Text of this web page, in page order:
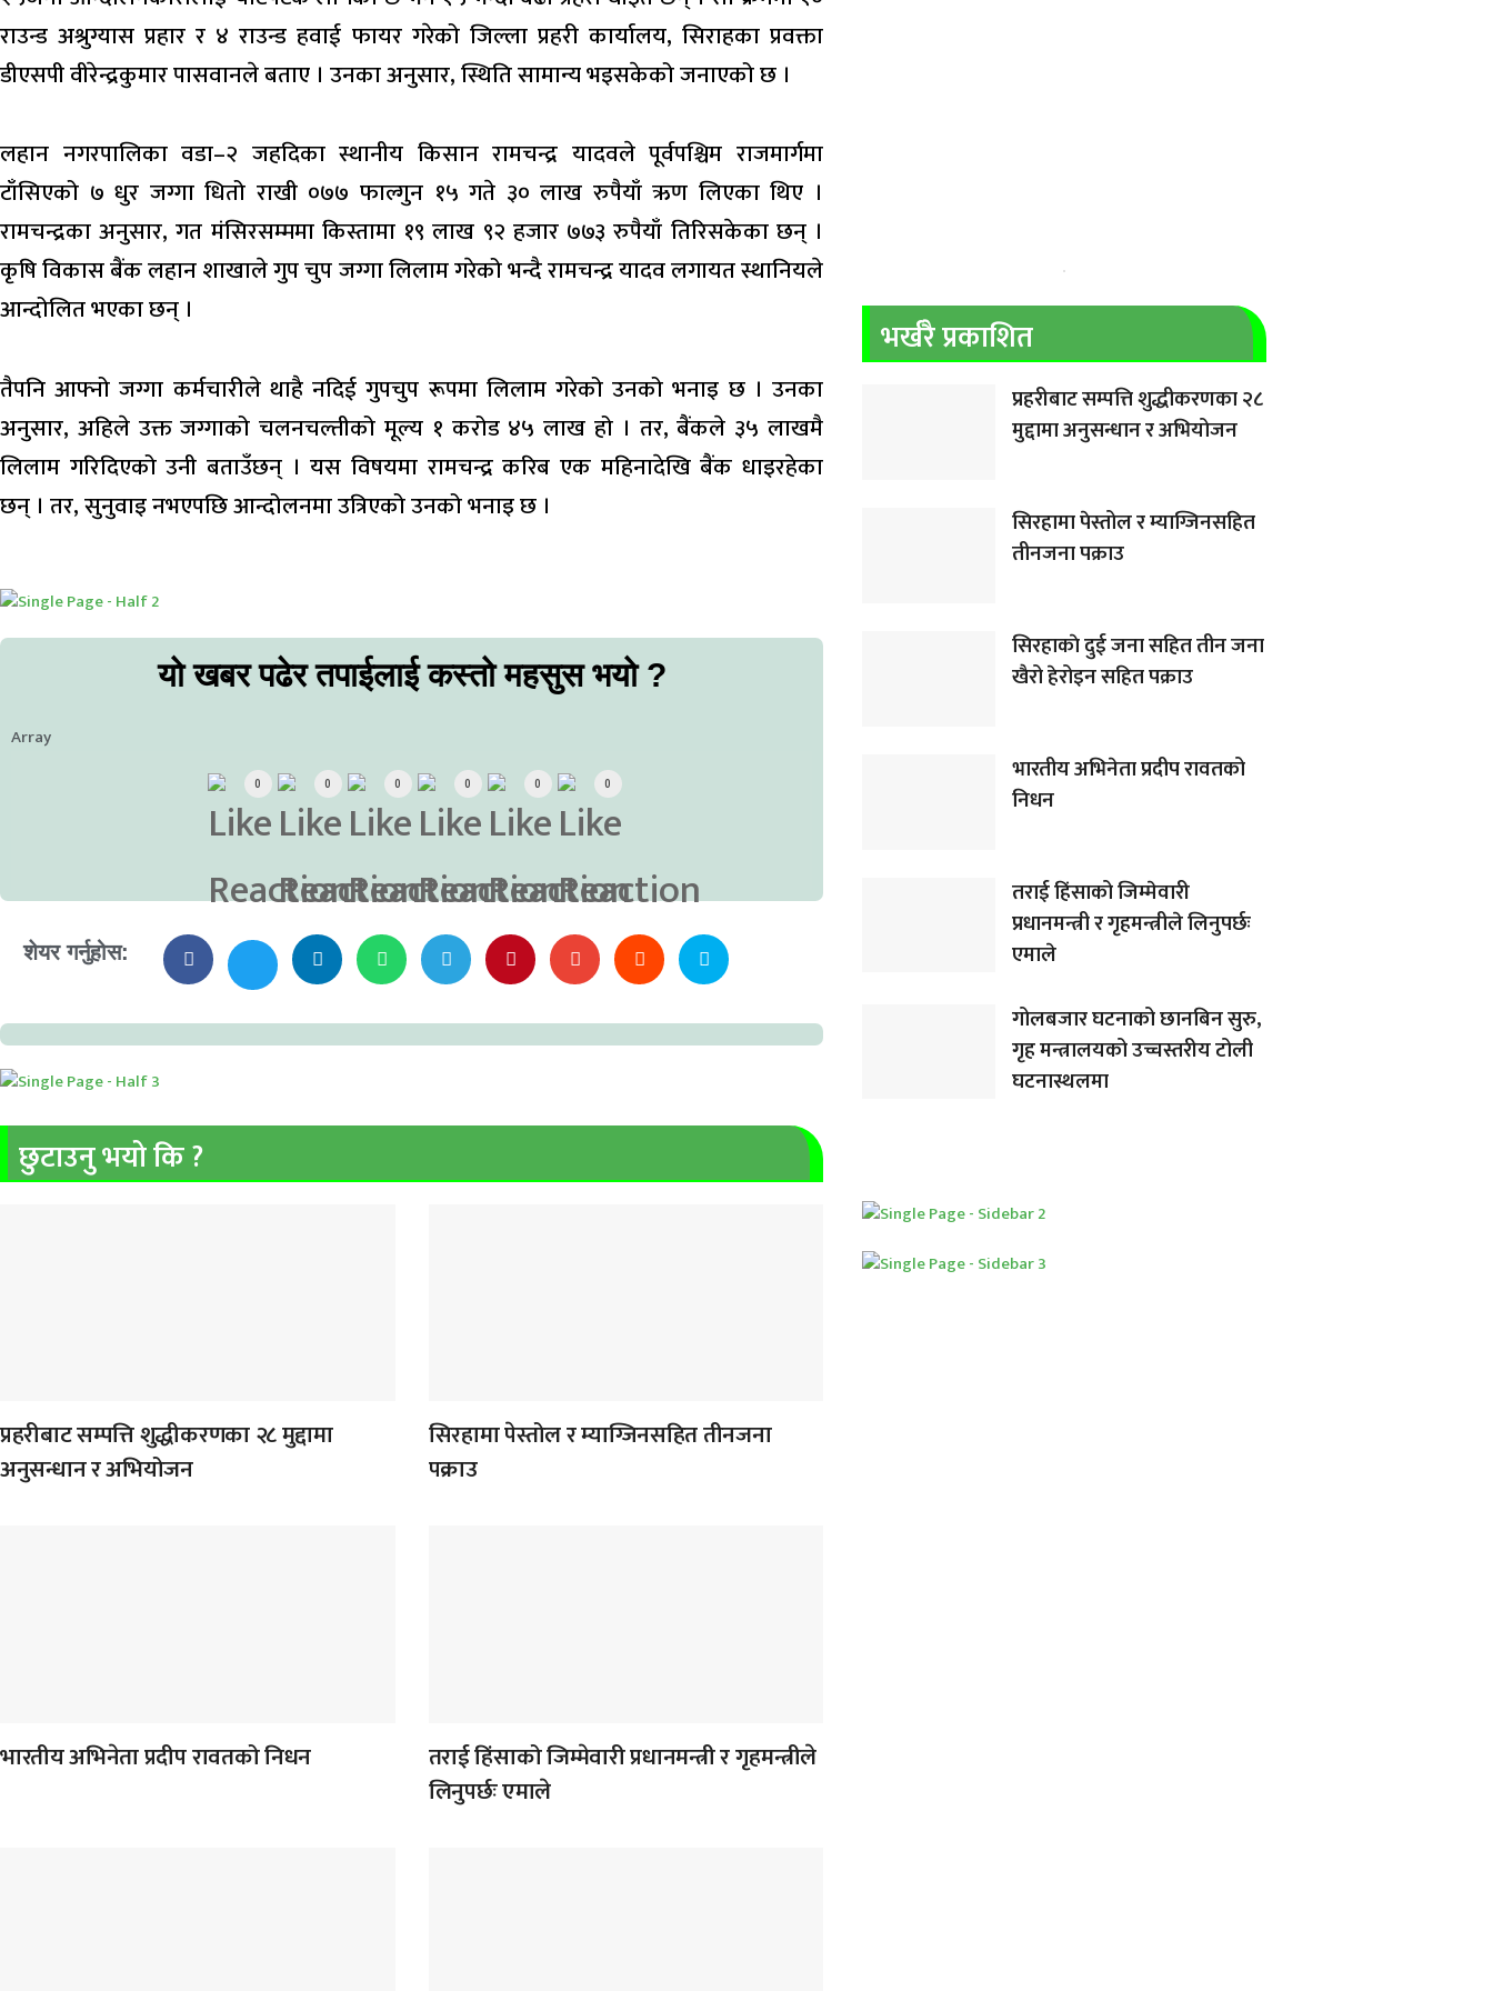
राउन्ड अश्रुग्यास प्रहार र ४ राउन्ड हवाई फायर गरेको जिल्ला प्रहरी कार्यालय, सिराहका प्रवक्ता
डीएसपी वीरेन्द्रकुमार पासवानले बताए । उनका अनुसार, स्थिति सामान्य भइसकेको जनाएको छ ।
लहान नगरपालिका वडा–२ जहदिका स्थानीय किसान रामचन्द्र यादवले पूर्वपश्चिम राजमार्गमा
टाँसिएको ७ धुर जग्गा धितो राखी ०७७ फाल्गुन १५ गते ३० लाख रुपैयाँ ऋण लिएका थिए ।
रामचन्द्रका अनुसार, गत मंसिरसम्ममा किस्तामा १९ लाख ९२ हजार ७७३ रुपैयाँ तिरिसकेका छन् ।
कृषि विकास बैंक लहान शाखाले गुप चुप जग्गा लिलाम गरेको भन्दै रामचन्द्र यादव लगायत स्थानियले
आन्दोलित भएका छन् ।
तैपनि आफ्नो जग्गा कर्मचारीले थाहै नदिई गुपचुप रूपमा लिलाम गरेको उनको भनाइ छ । उनका
अनुसार, अहिले उक्त जग्गाको चलनचल्तीको मूल्य १ करोड ४५ लाख हो । तर, बैंकले ३५ लाखमै
लिलाम गरिदिएको उनी बताउँछन् । यस विषयमा रामचन्द्र करिब एक महिनादेखि बैंक धाइरहेका
छन् । तर, सुनुवाइ नभएपछि आन्दोलनमा उत्रिएको उनको भनाइ छ ।
यो खबर पढेर तपाईलाई कस्तो महसुस भयो ?
Array
0 0 0 0 0 0
शेयर गर्नुहोस:
छुटाउनु भयो कि ?
प्रहरीबाट सम्पत्ति शुद्धीकरणका २८ मुद्दामा
अनुसन्धान र अभियोजन
सिरहामा पेस्तोल र म्याग्जिनसहित तीनजना
पक्राउ
भारतीय अभिनेता प्रदीप रावतको निधन
तराई हिंसाको जिम्मेवारी प्रधानमन्त्री र गृहमन्त्रीले
लिनुपर्छः एमाले
भर्खरै प्रकाशित
प्रहरीबाट सम्पत्ति शुद्धीकरणका २८
मुद्दामा अनुसन्धान र अभियोजन
सिरहामा पेस्तोल र म्याग्जिनसहित
तीनजना पक्राउ
सिरहाकाे दुई जना सहित तीन जना
खैरो हेरोइन सहित पक्राउ
भारतीय अभिनेता प्रदीप रावतको
निधन
तराई हिंसाको जिम्मेवारी
प्रधानमन्त्री र गृहमन्त्रीले लिनुपर्छः
एमाले
गोलबजार घटनाको छानबिन सुरु,
गृह मन्त्रालयको उच्चस्तरीय टोली
घटनास्थलमा